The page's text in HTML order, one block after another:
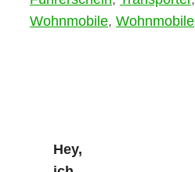
Wohnmobile, Wohnmobile
Hey,